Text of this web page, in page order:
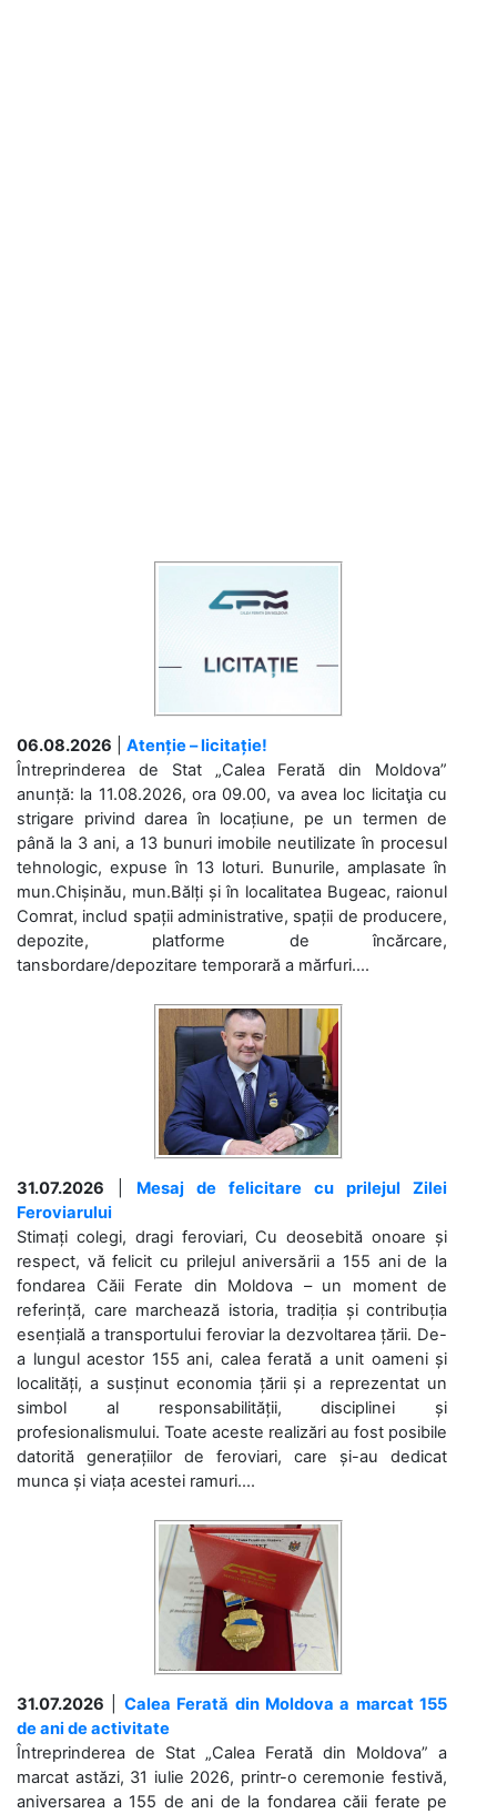
06.08.2026
Atenție – licitație!
Întreprinderea de Stat „Calea Ferată din Moldova”
anunță: la 11.08.2026, ora 09.00, va avea loc licitaţia cu
strigare privind darea în locațiune, pe un termen de
până la 3 ani, a 13 bunuri imobile neutilizate în procesul
tehnologic, expuse în 13 loturi. Bunurile, amplasate în
mun.Chișinău, mun.Bălți și în localitatea Bugeac, raionul
Comrat, includ spații administrative, spații de producere,
depozite, platforme de încărcare,
tansbordare/depozitare temporară a mărfuri....
31.07.2026
Mesaj de felicitare cu prilejul Zilei
Feroviarului
Stimați colegi, dragi feroviari, Cu deosebită onoare și
respect, vă felicit cu prilejul aniversării a 155 ani de la
fondarea Căii Ferate din Moldova – un moment de
referință, care marchează istoria, tradiția și contribuția
esențială a transportului feroviar la dezvoltarea țării. De-
a lungul acestor 155 ani, calea ferată a unit oameni și
localități, a susținut economia țării și a reprezentat un
simbol al responsabilității, disciplinei și
profesionalismului. Toate aceste realizări au fost posibile
datorită generațiilor de feroviari, care și-au dedicat
munca și viața acestei ramuri....
31.07.2026
Calea Ferată din Moldova a marcat 155
de ani de activitate
Întreprinderea de Stat „Calea Ferată din Moldova” a
marcat astăzi, 31 iulie 2026, printr-o ceremonie festivă,
aniversarea a 155 de ani de la fondarea căii ferate pe